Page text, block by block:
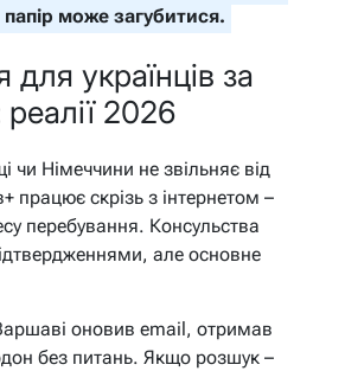
може загубитися.
українців за
2026
чи Німеччини не звільняє від
працює скрізь з інтернетом –
перебування. Консульства
але основне
оновив email, отримав
без питань. Якщо розшук –